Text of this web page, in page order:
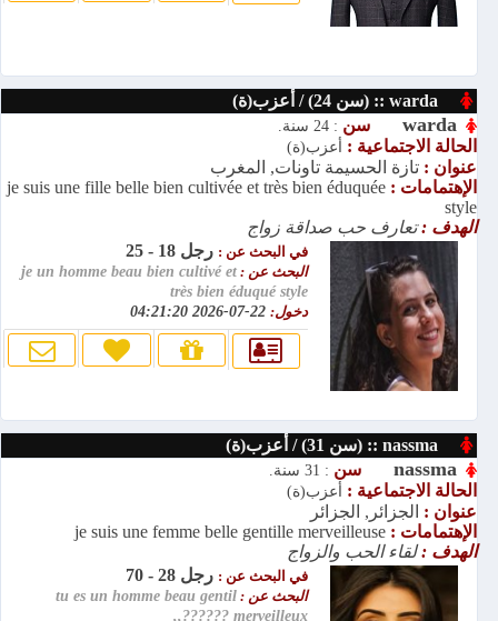
warda :: (سن 24) / أعزب(ة)
warda سن : 24 سنة.
الحالة الاجتماعية : أعزب(ة)
عنوان : تازة الحسيمة تاونات, المغرب
الإهتمامات : je suis une fille belle bien cultivée et très bien éduquée
style
الهدف :تعارف حب صداقة زواج
في البحث عن : رجل 18 - 25
البحث عن : je un homme beau bien cultivé et
très bien éduqué style
دخول:
nassma :: (سن 31) / أعزب(ة)
nassma سن : 31 سنة.
الحالة الاجتماعية : أعزب(ة)
عنوان : الجزائر, الجزائر
الإهتمامات : je suis une femme belle gentille merveilleuse
الهدف :لقاء الحب والزواج
في البحث عن : رجل 28 - 70
البحث عن : tu es un homme beau gentil
merveilleux ??????,,